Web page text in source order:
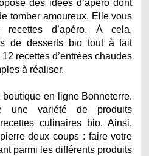
des idées d’apéro dont
tomber amoureux. Elle vous
recettes d’apéro. À cela,
de desserts bio tout à fait
recettes d’entrées chaudes
à réaliser.
en ligne Bonneterre.
une variété de produits
culinaires bio. Ainsi,
deux coups : faire votre
parmi les différents produits